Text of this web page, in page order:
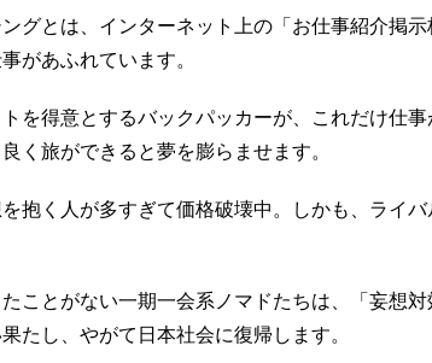
グとは、インターネット上の「お仕事紹介掲
があふれています。
を得意とするバックパッカーが、これだけ仕
く旅ができると夢を膨らませます。
抱く人が多すぎて価格破壊中。しかも、ライ
ことがない一期一会系ノマドたちは、「妄想
たし、やがて日本社会に復帰します。